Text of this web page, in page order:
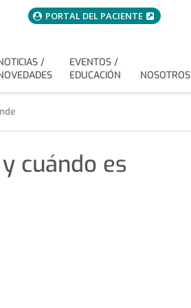
menuAcceso
PORTAL DEL PACIENTE
Buscar
/
EVENTOS /
EDUCACIÓN
NOSOTROS
cuándo es